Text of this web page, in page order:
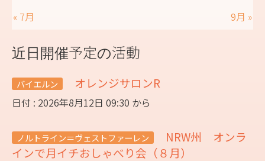
« 7月
9月 »
近日開催予定の活動
バイエルン オレンジサロンR
日付 : 2026年8月12日 09:30 から
ノルトライン＝ヴェストファーレン
NRW州 オンラ
インで月イチおしゃべり会（８月）